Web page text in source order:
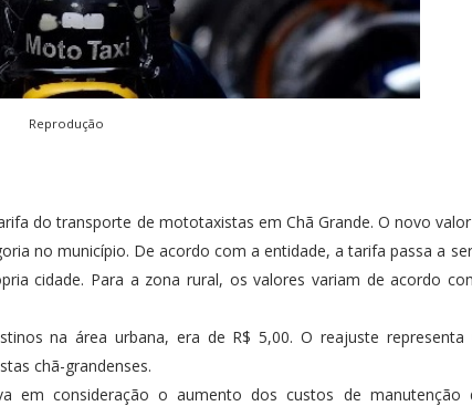
Reprodução
do transporte de mototaxistas em Chã Grande. O novo
no município. De acordo com a entidade, a tarifa passa a
cidade. Para a zona rural, os valores variam de acordo
na área urbana, era de R$ 5,00. O reajuste representa
chã-grandenses.
em consideração o aumento dos custos de manutenção